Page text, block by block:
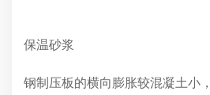
保温砂浆
钢制压板的横向膨胀较混凝土小